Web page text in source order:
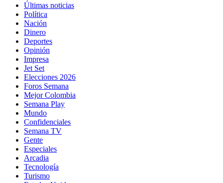
Últimas noticias
Política
Nación
Dinero
Deportes
Opinión
Impresa
Jet Set
Elecciones 2026
Foros Semana
Mejor Colombia
Semana Play
Mundo
Confidenciales
Semana TV
Gente
Especiales
Arcadia
Tecnología
Turismo